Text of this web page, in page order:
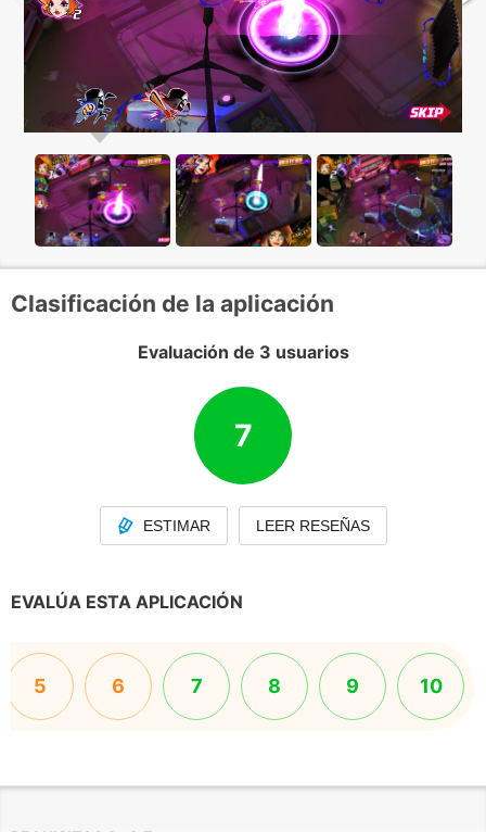
Clasificación de la aplicación
Evaluación de 3 usuarios
7
ESTIMAR LEER RESEÑAS
EVALÚA ESTA APLICACIÓN
5 6 7 8 9 10